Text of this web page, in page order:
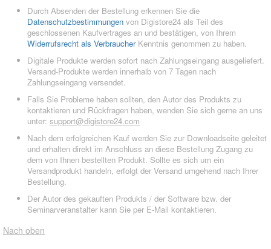
Durch Absenden der Bestellung erkennen Sie die
Datenschutzbestimmungen von Digistore24 als Teil des
geschlossenen Kaufvertrages an und bestätigen, von Ihrem
Widerrufsrecht als VerbraucherKenntnis genommen zu haben.
Digitale Produkte werden sofort nach Zahlungseingang ausgeliefert.
Versand-Produkte werden innerhalb von 7 Tagen nach
Zahlungseingang versendet.
Falls Sie Probleme haben sollten, den Autor des Produkts zu
kontaktieren und Rückfragen haben, wenden Sie sich gerne an uns
unter: support@digistore24.com
Nach dem erfolgreichen Kauf werden Sie zur Downloadseite geleitet
und erhalten direkt im Anschluss an diese Bestellung Zugang zu
dem von Ihnen bestellten Produkt. Sollte es sich um ein
Versandprodukt handeln, erfolgt der Versand umgehend nach Ihrer
Bestellung.
Der Autor des gekauften Produkts / der Software bzw. der
Seminarveranstalter kann Sie per E-Mail kontaktieren.
Nach oben